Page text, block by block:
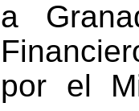
a
por el